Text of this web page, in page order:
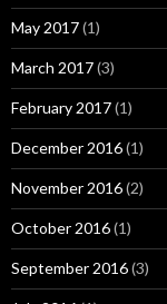
May 2017(1)
March 2017(3)
February 2017(1)
December 2016(1)
November 2016(2)
October 2016(1)
September 2016(3)